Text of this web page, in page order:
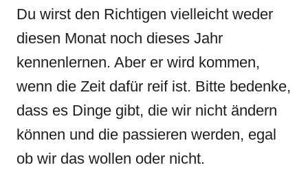
Du wirst den Richtigen vielleicht weder
diesen Monat noch dieses Jahr
kennenlernen. Aber er wird kommen,
wenn die Zeit dafür reif ist. Bitte bedenke,
dass es Dinge gibt, die wir nicht ändern
können und die passieren werden, egal
ob wir das wollen oder nicht.